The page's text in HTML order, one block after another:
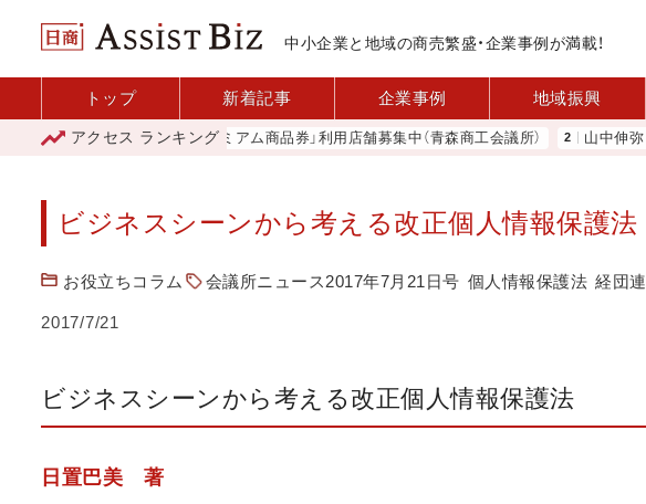
中小企業と地域の商売繁盛・企業事例が満載！
トップ 新着記事 企業事例 地域振興
アクセス ランキング
「青森市プレミアム商品券」利用店舗募集中（青森商工会議所） 山中伸弥
ビジネスシーンから考える改正個人情報保護法
お役立ちコラム 会議所ニュース2017年7月21日号 個人情報保護法 経団連
2017/7/21
ビジネスシーンから考える改正個人情報保護法
日置巴美 著